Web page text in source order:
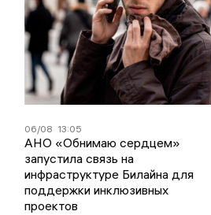
06/08 13:05
АНО «Обнимаю сердцем»
запустила связь на
инфраструктуре Билайна для
поддержки инклюзивных
проектов